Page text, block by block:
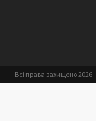
Всі права захищено 2026